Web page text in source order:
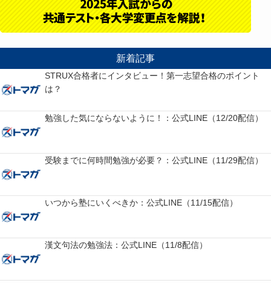
新着記事
STRUX合格者にインタビュー！第一志望合格のポイント
は？
勉強した気にならないように！：公式LINE（12/20配信）
受験までに何時間勉強が必要？：公式LINE（11/29配信）
いつから塾にいくべきか：公式LINE（11/15配信）
漢文句法の勉強法：公式LINE（11/8配信）